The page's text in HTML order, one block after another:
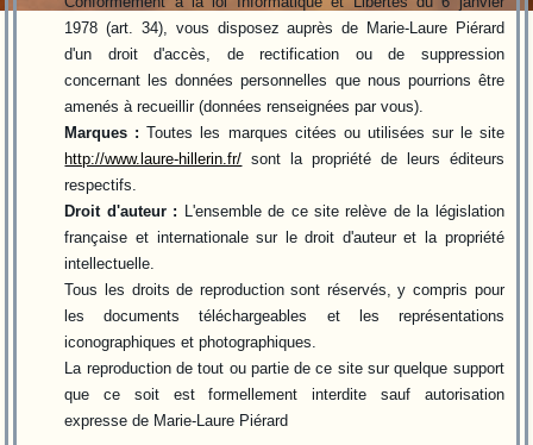
1978 (art. 34), vous disposez auprès de Marie-Laure Piérard
d'un droit d'accès, de rectification ou de suppression
concernant les données personnelles que nous pourrions être
amenés à recueillir (données renseignées par vous).
Marques : Toutes les marques citées ou utilisées sur le site
http://www.laure-hillerin.fr/ sont la propriété de leurs éditeurs
respectifs.
Droit d'auteur : L'ensemble de ce site relève de la législation
française et internationale sur le droit d'auteur et la propriété
intellectuelle.
Tous les droits de reproduction sont réservés, y compris pour
les documents téléchargeables et les représentations
iconographiques et photographiques.
La reproduction de tout ou partie de ce site sur quelque support
que ce soit est formellement interdite sauf autorisation
expresse de Marie-Laure Piérard